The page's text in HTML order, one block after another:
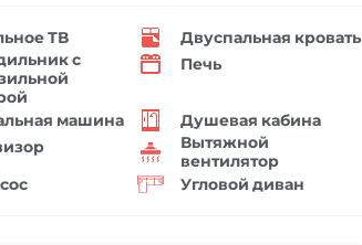
ТВ
Двуспальная кровать
с
Печь
машина
Душевая кабина
Вытяжной
вентилятор
Угловой диван